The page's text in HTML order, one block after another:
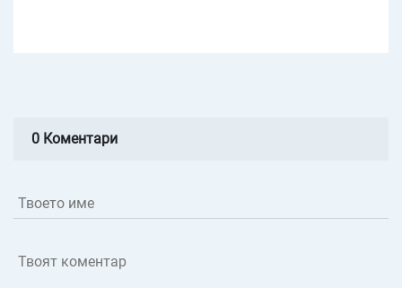
0 Коментари
Твоето име
Твоят коментар